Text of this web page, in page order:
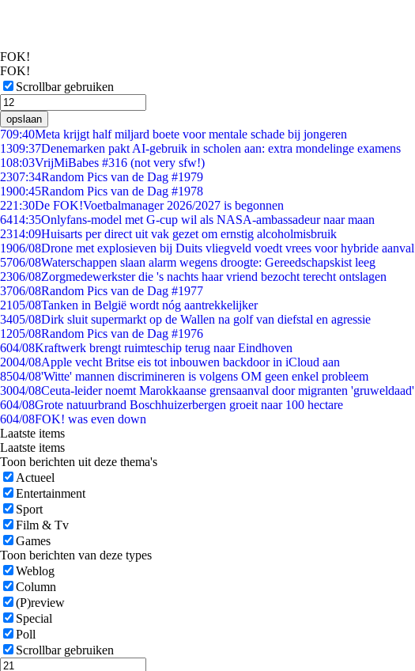
FOK!
FOK!
Scrollbar gebruiken
opslaan
709:40Meta krijgt half miljard boete voor mentale schade bij jongeren
1309:37Denemarken pakt AI-gebruik in scholen aan: extra mondelinge examens
108:03VrijMiBabes #316 (not very sfw!)
2307:34Random Pics van de Dag #1979
1900:45Random Pics van de Dag #1978
221:30De FOK!Voetbalmanager 2026/2027 is begonnen
6414:35Onlyfans-model met G-cup wil als NASA-ambassadeur naar maan
2314:09Huisarts per direct uit vak gezet om ernstig alcoholmisbruik
1906/08Drone met explosieven bij Duits vliegveld voedt vrees voor hybride aanval
5706/08Waterschappen slaan alarm wegens droogte: Gereedschapskist leeg
2306/08Zorgmedewerkster die 's nachts haar vriend bezocht terecht ontslagen
3706/08Random Pics van de Dag #1977
2105/08Tanken in België wordt nóg aantrekkelijker
3405/08Dirk sluit supermarkt op de Wallen na golf van diefstal en agressie
1205/08Random Pics van de Dag #1976
604/08Kraftwerk brengt ruimteschip terug naar Eindhoven
2004/08Apple vecht Britse eis tot inbouwen backdoor in iCloud aan
8504/08'Witte' mannen discrimineren is volgens OM geen enkel probleem
3004/08Ceuta-leider noemt Marokkaanse grensaanval door migranten 'gruweldaad'
604/08Grote natuurbrand Boschhuizerbergen groeit naar 100 hectare
604/08FOK! was even down
Laatste items
Laatste items
Toon berichten uit deze thema's
Actueel
Entertainment
Sport
Film & Tv
Games
Toon berichten van deze types
Weblog
Column
(P)review
Special
Poll
Scrollbar gebruiken